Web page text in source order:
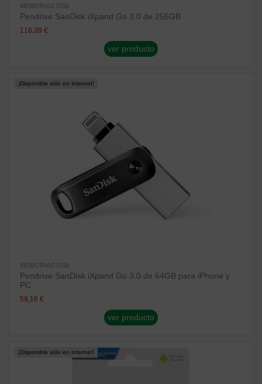
MEMORIAS USB
Pendrive SanDisk iXpand Go 3.0 de 256GB
116,39 €
ver producto
¡Disponible sólo en Internet!
MEMORIAS USB
Pendrive SanDisk iXpand Go 3.0 de 64GB para iPhone y
PC
59,16 €
ver producto
¡Disponible sólo en Internet!